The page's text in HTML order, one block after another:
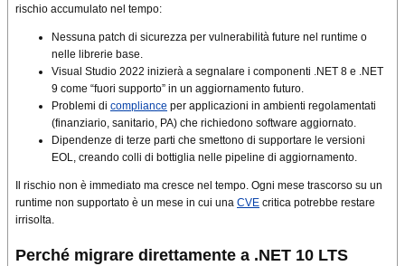
rischio accumulato nel tempo:
Nessuna patch di sicurezza per vulnerabilità future nel runtime o
nelle librerie base.
Visual Studio 2022 inizierà a segnalare i componenti .NET 8 e .NET
9 come “fuori supporto” in un aggiornamento futuro.
Problemi di compliance per applicazioni in ambienti regolamentati
(finanziario, sanitario, PA) che richiedono software aggiornato.
Dipendenze di terze parti che smettono di supportare le versioni
EOL, creando colli di bottiglia nelle pipeline di aggiornamento.
Il rischio non è immediato ma cresce nel tempo. Ogni mese trascorso su un
runtime non supportato è un mese in cui una CVE critica potrebbe restare
irrisolta.
Perché migrare direttamente a .NET 10 LTS